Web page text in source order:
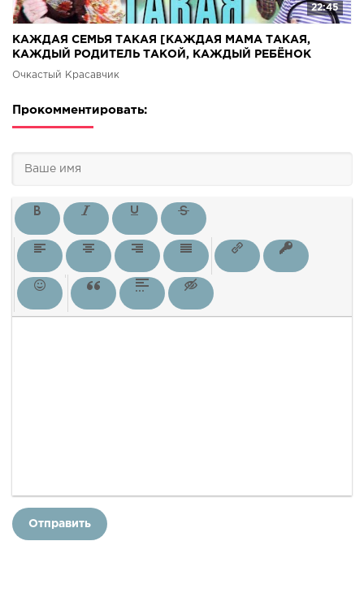
22:45
КАЖДАЯ СЕМЬЯ ТАКАЯ [КАЖДАЯ МАМА ТАКАЯ,
КАЖДЫЙ РОДИТЕЛЬ ТАКОЙ, КАЖДЫЙ РЕБЁНОК
ТАКОЙ]
Очкастый Красавчик
Прокомментировать:
Отправить